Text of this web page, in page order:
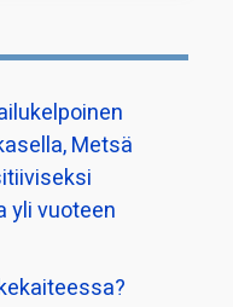
Metsä
yli vuoteen